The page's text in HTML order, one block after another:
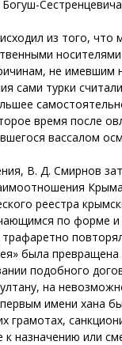
из того,
не имевшим
сами турки
время после
вассалом
В. Д. Смирнов
реестра
по форме
была превращена
подобного
на
имени хана
грамотах,
к назначению или